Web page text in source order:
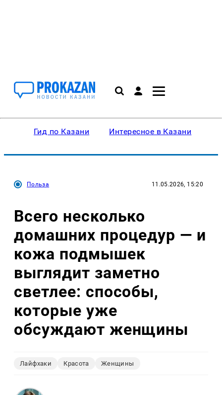
Гид по Казани Интересное в Казани
Польза 11.05.2026, 15:20
Всего несколько
домашних процедур — и
кожа подмышек
выглядит заметно
светлее: способы,
которые уже
обсуждают женщины
Лайфхаки Красота Женщины